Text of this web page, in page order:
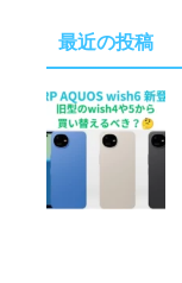
最近の投稿